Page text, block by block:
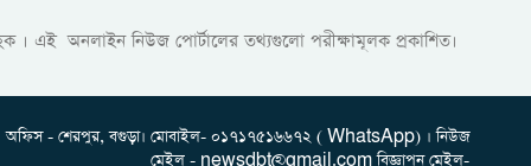
। এই অনলাইন নিউজ পোর্টালের তথ্যগুলো পরীক্ষামূলক প্রকাশিত।
অফিস - শেরপুর, বগুড়া। মোবাইল- ০১৭১৭৫১৬৬৭২ ( WhatsApp) । নিউজ
মেইল - newsdbt@gmail.com বিজ্ঞাপন মেইল-